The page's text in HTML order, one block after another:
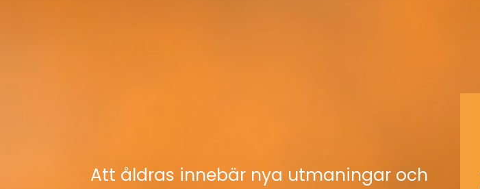
Att åldras innebär nya utmaningar och